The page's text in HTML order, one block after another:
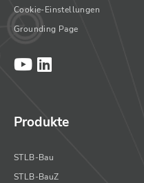
Cookie-Einstellungen
Grounding Page
Produkte
STLB-Bau
STLB-BauZ